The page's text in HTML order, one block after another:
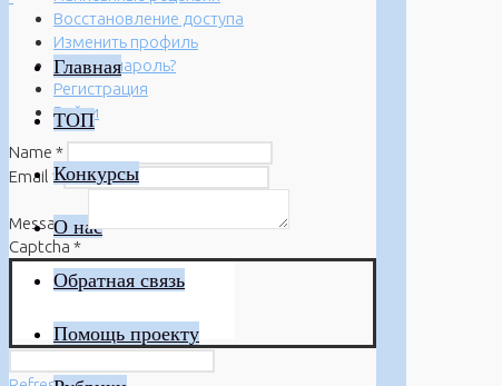
Главная
ТОП
Конкурсы
О нас
Обратная связь
Помощь проекту
Восстановление доступа
Изменить профиль
Забыли пароль?
Регистрация
Войти
Name *
Email *
Message*
Captcha *